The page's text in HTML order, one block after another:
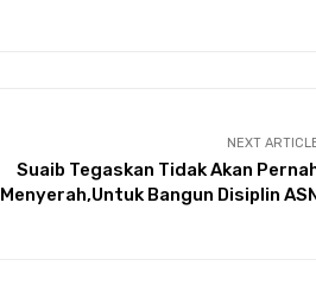
NEXT
Suaib Tegaskan Tidak Akan
Menyerah,Untuk Bangun Disiplin